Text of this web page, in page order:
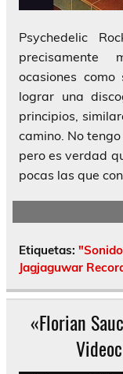
Psychedelic
precisamente
ocasiones
lograr una
principios,
camino. No
pero es verdad
pocas las que
Etiquetas:
Jagjaguwar
«Florian